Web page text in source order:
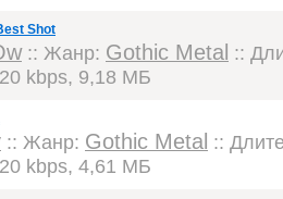
Shot
:: Жанр: Gothic Metal ::
kbps, 9,18 МБ
:: Жанр: Gothic Metal ::
kbps, 4,61 МБ